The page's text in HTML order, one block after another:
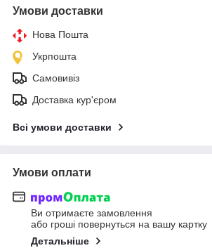
Умови доставки
Нова Пошта
Укрпошта
Самовивіз
Доставка кур'єром
Всі умови доставки
Умови оплати
Ви отримаєте замовлення
або гроші повернуться на вашу картку
Детальніше